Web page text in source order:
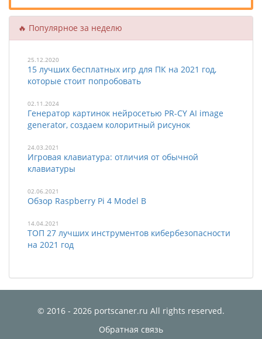
🔥 Популярное за неделю
25.12.2020
15 лучших бесплатных игр для ПК на 2021 год,
которые стоит попробовать
02.11.2024
Генератор картинок нейросетью PR-CY AI image
generator, создаем колоритный рисунок
24.03.2021
Игровая клавиатура: отличия от обычной
клавиатуры
02.06.2021
Обзор Raspberry Pi 4 Model B
14.04.2021
ТОП 27 лучших инструментов кибербезопасности
на 2021 год
© 2016 - 2026 portscaner.ru All rights reserved.
Обратная связь